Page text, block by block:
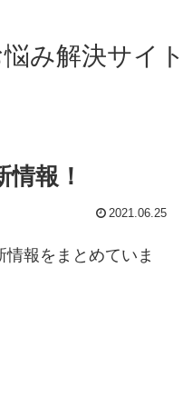
み解決サイト
報！
2021.06.25
情報をまとめていま